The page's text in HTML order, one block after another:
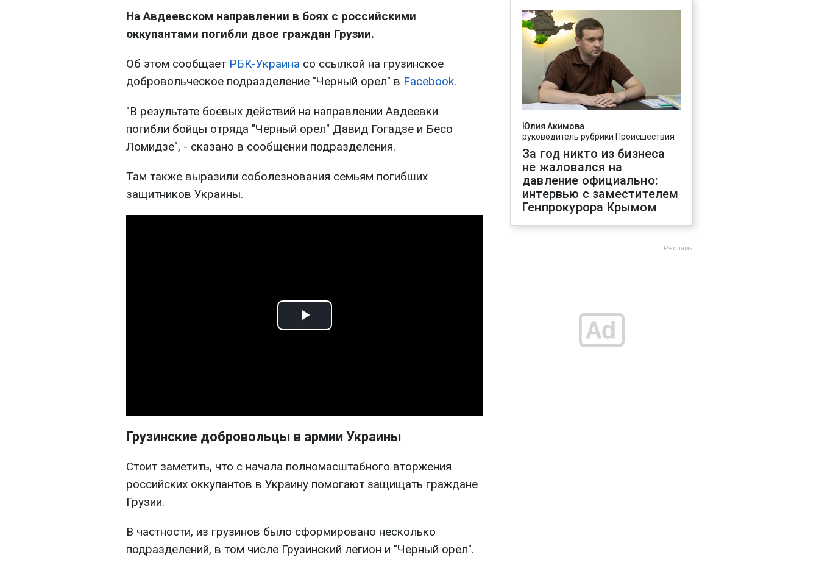
На Авдеевском направлении в боях с российскими
оккупантами погибли двое граждан Грузии.
Об этом сообщает РБК-Украина со ссылкой на грузинское
добровольческое подразделение "Черный орел" в Facebook.
"В результате боевых действий на направлении Авдеевки
погибли бойцы отряда "Черный орел" Давид Гогадзе и Бесо
Ломидзе", - сказано в сообщении подразделения.
Там также выразили соболезнования семьям погибших
защитников Украины.
Play
Грузинские добровольцы в армии Украины
Стоит заметить, что с начала полномасштабного вторжения
российских оккупантов в Украину помогают защищать граждане
Грузии.
В частности, из грузинов было сформировано несколько
подразделений, в том числе Грузинский легион и "Черный орел".
Юлия Акимова
руководитель рубрики Происшествия
За год никто из бизнеса
не жаловался на
давление официально:
интервью с заместителем
Генпрокурора Крымом